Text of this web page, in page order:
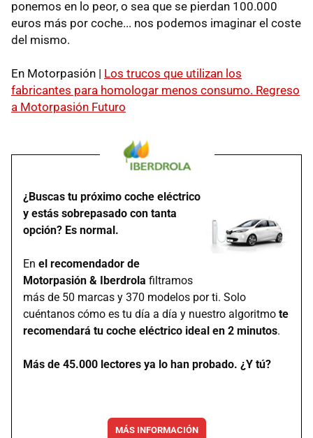
ponemos en lo peor, o sea que se pierdan 100.000
euros más por coche... nos podemos imaginar el coste
del mismo.
En Motorpasión | Los trucos que utilizan los
fabricantes para homologar menos consumo. Regreso
a Motorpasión Futuro
¿Buscas tu próximo coche eléctrico
y estás sobrepasado con tanta
opción? Es normal.
En el recomendador de
Motorpasión & Iberdrola filtramos
más de 50 marcas y 370 modelos por ti. Solo
cuéntanos cómo es tu día a día y nuestro algoritmo te
recomendará tu coche eléctrico ideal en 2 minutos.
Más de 45.000 lectores ya lo han probado. ¿Y tú?
MÁS INFORMACIÓN